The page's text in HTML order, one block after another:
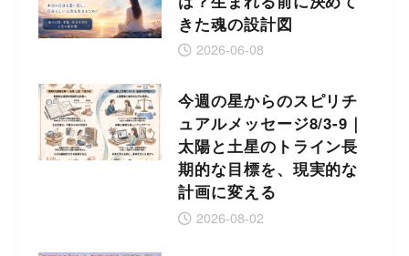
きた魂の設計図
2026-06-08
今週の星からのスピリチ
ュアルメッセージ8/3-9｜
太陽と土星のトライン長
期的な目標を、現実的な
計画に変える
2026-08-02